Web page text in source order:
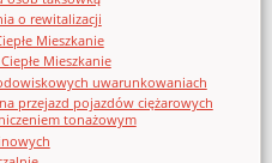
o rewitalizacji
Mieszkanie
Mieszkanie
uwarunkowaniach
przejazd pojazdów ciężarowych
tonażowym